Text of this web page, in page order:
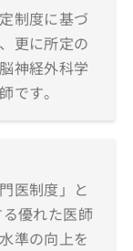
制度に基づ
更に所定の
神経外科学
です。
医制度」と
優れた医師
準の向上を